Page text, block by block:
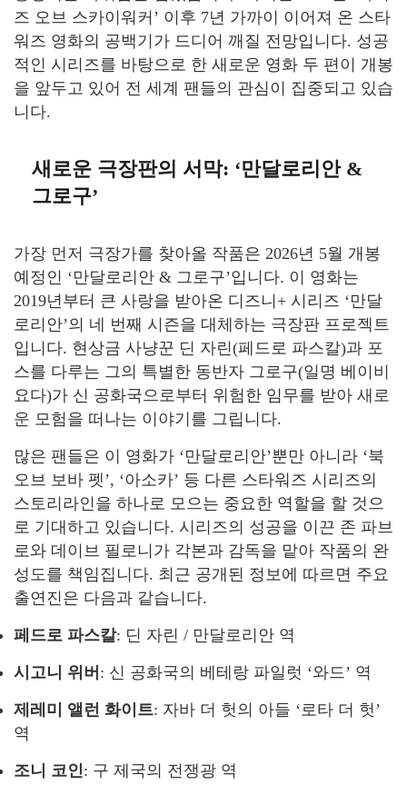
즈 오브 스카이워커’ 이후 7년 가까이 이어져 온 스타
워즈 영화의 공백기가 드디어 깨질 전망입니다. 성공
적인 시리즈를 바탕으로 한 새로운 영화 두 편이 개봉
을 앞두고 있어 전 세계 팬들의 관심이 집중되고 있습
니다.
새로운 극장판의 서막: ‘만달로리안 &
그로구’
가장 먼저 극장가를 찾아올 작품은 2026년 5월 개봉
예정인 ‘만달로리안 & 그로구’입니다. 이 영화는
2019년부터 큰 사랑을 받아온 디즈니+ 시리즈 ‘만달
로리안’의 네 번째 시즌을 대체하는 극장판 프로젝트
입니다. 현상금 사냥꾼 딘 자린(페드로 파스칼)과 포
스를 다루는 그의 특별한 동반자 그로구(일명 베이비
요다)가 신 공화국으로부터 위험한 임무를 받아 새로
운 모험을 떠나는 이야기를 그립니다.
많은 팬들은 이 영화가 ‘만달로리안’뿐만 아니라 ‘북
오브 보바 펫’, ‘아소카’ 등 다른 스타워즈 시리즈의
스토리라인을 하나로 모으는 중요한 역할을 할 것으
로 기대하고 있습니다. 시리즈의 성공을 이끈 존 파브
로와 데이브 필로니가 각본과 감독을 맡아 작품의 완
성도를 책임집니다. 최근 공개된 정보에 따르면 주요
출연진은 다음과 같습니다.
페드로 파스칼: 딘 자린 / 만달로리안 역
시고니 위버 : 신 공화국의 베테랑 파일럿 ‘와드’ 역
제레미 앨런 화이트: 자바 더 헛의 아들 ‘로타 더 헛’
역
조니 코인: 구 제국의 전쟁광 역